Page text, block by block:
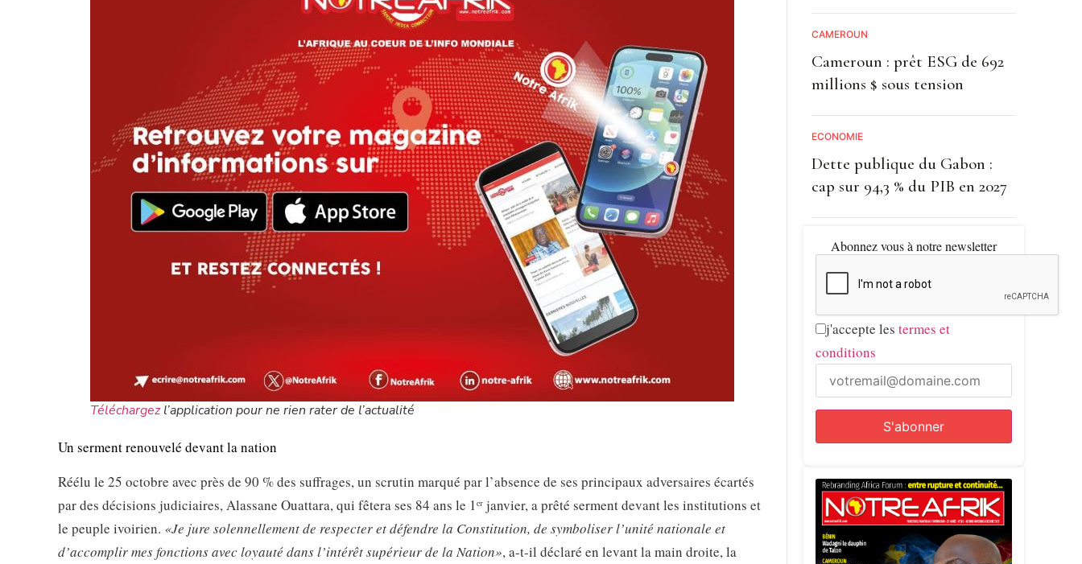
Téléchargezl’application pour ne rien rater de l’actualité
Un serment renouvelé devant la nation
Réélu le 25 octobre avec près de 90 % des suffrages, un scrutin marqué par l’absence de ses principaux adversaires écartés
par des décisions judiciaires, Alassane Ouattara, qui fêtera ses 84 ans le 1ᵉʳ janvier, a prêté serment devant les institutions et
le peuple ivoirien. «Je jure solennellement de respecter et défendre la Constitution, de symboliser l’unité nationale et
d’accomplir mes fonctions avec loyauté dans l’intérêt supérieur de la Nation», a-t-il déclaré en levant la main droite, la
CAMEROUN
Cameroun : prêt ESG de 692
millions $ sous tension
ECONOMIE
Dette publique du Gabon :
cap sur 94,3 % du PIB en 2027
Abonnez vous à notre newsletter
j'accepte les termes et
conditions